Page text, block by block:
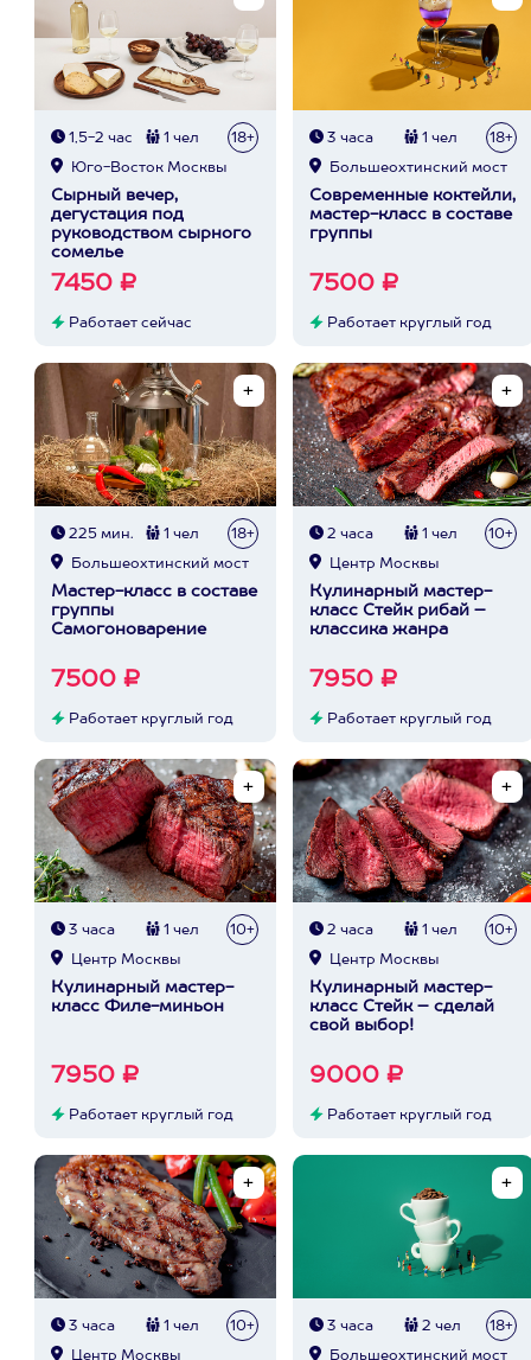
1,5-2 час 1 чел 18+
Юго-Восток Москвы
Сырный вечер,
дегустация под
руководством сырного
сомелье
7450 ₽
Работает сейчас
3 часа 1 чел 18+
Большеохтинский мост
Современные коктейли,
мастер-класс в составе
группы
7500 ₽
Работает круглый год
225 мин. 1 чел 18+
Большеохтинский мост
Мастер-класс в составе
группы
Самогоноварение
7500 ₽
Работает круглый год
2 часа 1 чел 10+
Центр Москвы
Кулинарный мастер-
класс Стейк рибай –
классика жанра
7950 ₽
Работает круглый год
3 часа 1 чел 10+
Центр Москвы
Кулинарный мастер-
класс Филе-миньон
7950 ₽
Работает круглый год
2 часа 1 чел 10+
Центр Москвы
Кулинарный мастер-
класс Стейк – сделай
свой выбор!
9000 ₽
Работает круглый год
3 часа 1 чел 10+
Центр Москвы
3 часа 2 чел 18+
Большеохтинский мост